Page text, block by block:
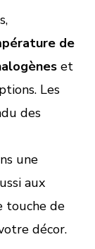
de
et
Les
des
une
aux
touche de
décor.